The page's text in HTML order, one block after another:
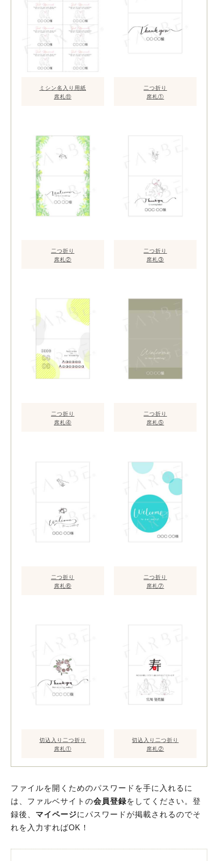
ミシン名入り用紙
席札⑪
二つ折り
席札①
二つ折り
席札②
二つ折り
席札③
二つ折り
席札④
二つ折り
席札⑤
二つ折り
席札⑥
二つ折り
席札⑦
切込入り二つ折り
席札①
切込入り二つ折り
席札②
ファイルを開くためのパスワードを手に入れるに
は、ファルベサイトの会員登録をしてください。登
録後、 マイページにパスワードが掲載されるのでそ
れを入力すればOK！